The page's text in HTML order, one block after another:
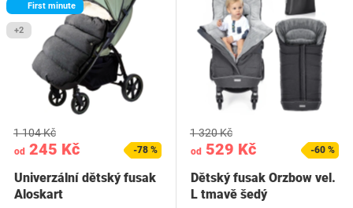
First minute
+2
od 245 Kč
1 104 Kč
-78 %
Univerzální dětský fusak
Aloskart
od 529 Kč
1 320 Kč
-60 %
Dětský fusak Orzbow vel.
L tmavě šedý